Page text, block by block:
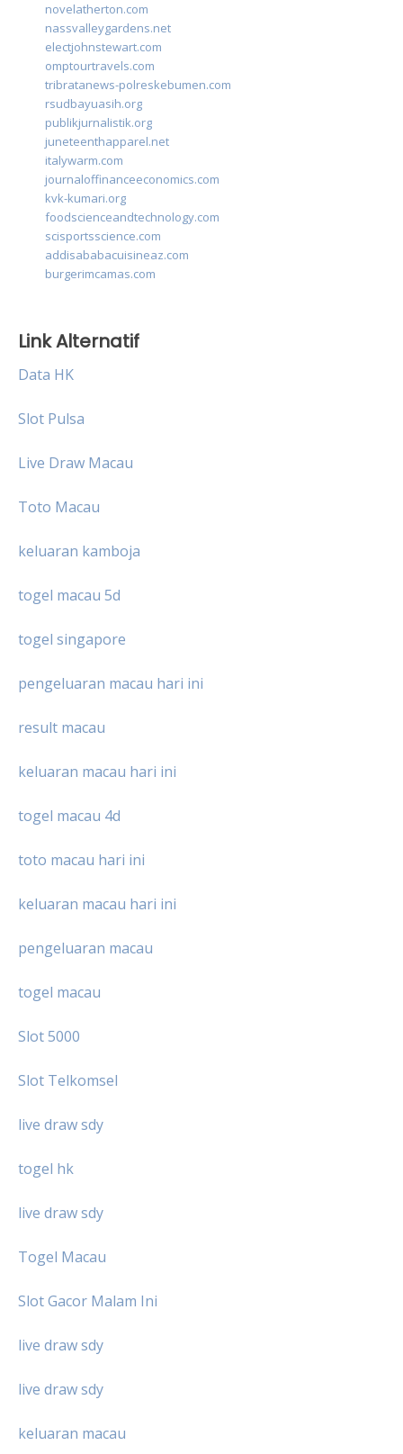
novelatherton.com
nassvalleygardens.net
electjohnstewart.com
omptourtravels.com
tribratanews-polreskebumen.com
rsudbayuasih.org
publikjurnalistik.org
juneteenthapparel.net
italywarm.com
journaloffinanceeconomics.com
kvk-kumari.org
foodscienceandtechnology.com
scisportsscience.com
addisababacuisineaz.com
burgerimcamas.com
Link Alternatif
Data HK
Slot Pulsa
Live Draw Macau
Toto Macau
keluaran kamboja
togel macau 5d
togel singapore
pengeluaran macau hari ini
result macau
keluaran macau hari ini
togel macau 4d
toto macau hari ini
keluaran macau hari ini
pengeluaran macau
togel macau
Slot 5000
Slot Telkomsel
live draw sdy
togel hk
live draw sdy
Togel Macau
Slot Gacor Malam Ini
live draw sdy
live draw sdy
keluaran macau